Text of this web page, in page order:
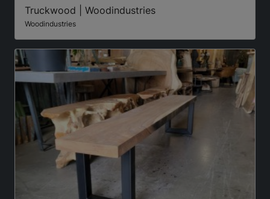
Truckwood | Woodindustries
Woodindustries